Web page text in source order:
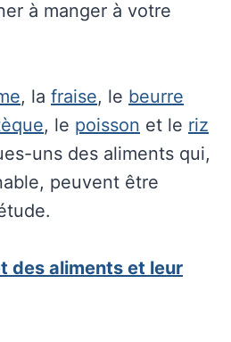
à manger à votre
, la fraise, le beurre
, le poisson et le riz
uns des aliments qui,
peuvent être
des aliments et leur